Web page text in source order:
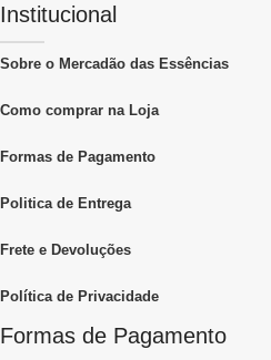
Institucional
Sobre o Mercadão das Essências
Como comprar na Loja
Formas de Pagamento
Politica de Entrega
Frete e Devoluções
Política de Privacidade
Formas de Pagamento